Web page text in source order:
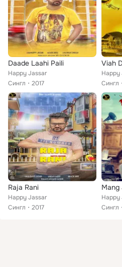
Daade Laahi Paili
Happy Jassar
Сингл
2017
Viah
Happy
Сингл
Raja Rani
Happy Jassar
Сингл
2017
Happy
Сингл